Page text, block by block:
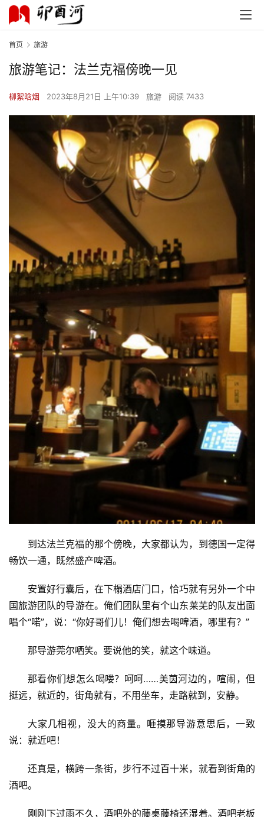
首页 旅游
旅游笔记：法兰克福傍晚一见
柳絮晗烟 2023年8月21日 上午10:39 旅游 阅读 7433
到达法兰克福的那个傍晚，大家都认为，到德国一定得
畅饮一通，既然盛产啤酒。
安置好行囊后，在下榻酒店门口，恰巧就有另外一个中
国旅游团队的导游在。俺们团队里有个山东莱芜的队友出面
唱个“喏”，说：“你好哥们儿！俺们想去喝啤酒，哪里有？”
那导游莞尔哂笑。要说他的笑，就这个味道。
那看你们想怎么喝喽？呵呵……美茵河边的，喧闹，但
挺远，就近的，街角就有，不用坐车，走路就到，安静。
大家几相视，没大的商量。咂摸那导游意思后，一致
说：就近吧！
还真是，横跨一条街，步行不过百十米，就看到街角的
酒吧。
刚刚下过雨不久，酒吧外的藤桌藤椅还湿着。酒吧老板